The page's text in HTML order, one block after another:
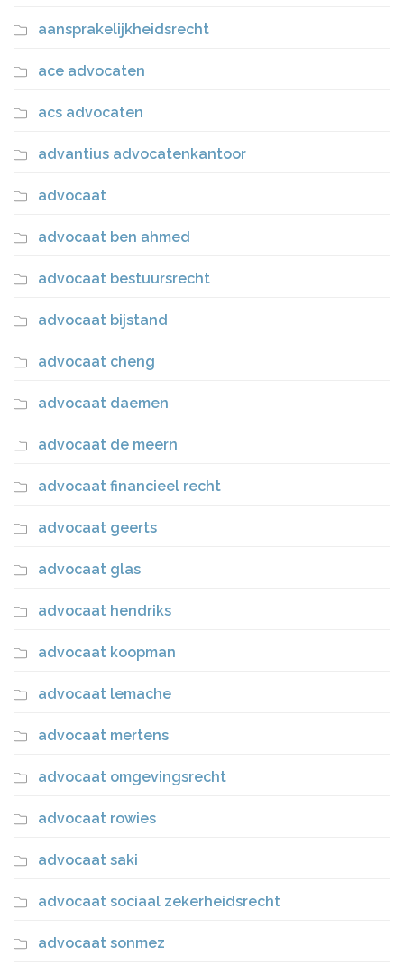
aansprakelijkheidsrecht
ace advocaten
acs advocaten
advantius advocatenkantoor
advocaat
advocaat ben ahmed
advocaat bestuursrecht
advocaat bijstand
advocaat cheng
advocaat daemen
advocaat de meern
advocaat financieel recht
advocaat geerts
advocaat glas
advocaat hendriks
advocaat koopman
advocaat lemache
advocaat mertens
advocaat omgevingsrecht
advocaat rowies
advocaat saki
advocaat sociaal zekerheidsrecht
advocaat sonmez